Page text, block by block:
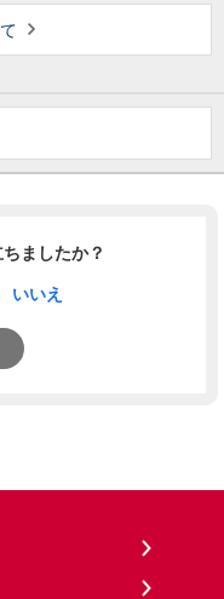
ましたか？
いいえ